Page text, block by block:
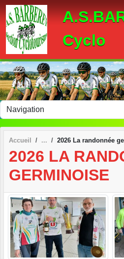
Cyclo
Accueil 2026 La randonnée
2026 LA
GERMINOISE
Panneau de gestion des cookies